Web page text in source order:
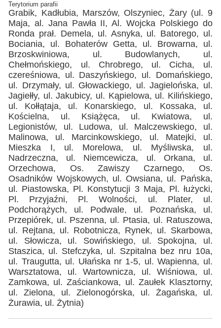
Terytorium parafii
Grabik, Kadłubia, Marszów, Olszyniec, Żary (ul. 9
Maja, al. Jana Pawła II, Al. Wojcka Polskiego do
Ronda prał. Demela, ul. Asnyka, ul. Batorego, ul.
Bociania, ul. Bohaterów Getta, ul. Browarna, ul.
Brzoskwiniowa, ul. Budowlanych, ul.
Chełmońskiego, ul. Chrobrego, ul. Cicha, ul.
czereśniowa, ul. Daszyńskiego, ul. Domańskiego,
ul. Drzymały, ul. Głowackiego, ul. Jagielońska, ul.
Jagiełły, ul. Jakubicy, ul. Kąpielowa, ul. Kilińskiego,
ul. Kołłątaja, ul. Konarskiego, ul. Kossaka, ul.
Kościelna, ul. Książęca, ul. Kwiatowa, ul.
Legionistów, ul. Ludowa, ul. Malczewskiego, ul.
Malinowa, ul. Marcinkowskiego, ul. Matejki, ul.
Mieszka I, ul. Morelowa, ul. Myśliwska, ul.
Nadrzeczna, ul. Niemcewicza, ul. Orkana, ul.
Orzechowa, Os. Zawiszy Czarnego, Os.
Osadników Wojskowych, ul. Owsiana, ul. Pańska,
ul. Piastowska, Pl. Konstytucji 3 Maja, Pl. łużycki,
Pl. Przyjaźni, Pl. Wolności, ul. Plater, ul.
Podchorążych, ul. Podwale, ul. Poznańska, ul.
Przepiórek, ul. Pszenna, ul. Ptasia, ul. Ratuszowa,
ul. Rejtana, ul. Robotnicza, Rynek, ul. Skarbowa,
ul. Słowicza, ul. Sowińskiego, ul. Spokojna, ul.
Staszica, ul. Stefczyka, ul. Szpitalna bez nru 10a,
ul. Traugutta, ul. Ułańska nr 1-5, ul. Wapienna, ul.
Warsztatowa, ul. Wartownicza, ul. Wiśniowa, ul.
Zamkowa, ul. Zaściankowa, ul. Zaułek Klasztorny,
ul. Zielona, ul. Zielonogórska, ul. Żagańska, ul.
Żurawia, ul. Żytnia)